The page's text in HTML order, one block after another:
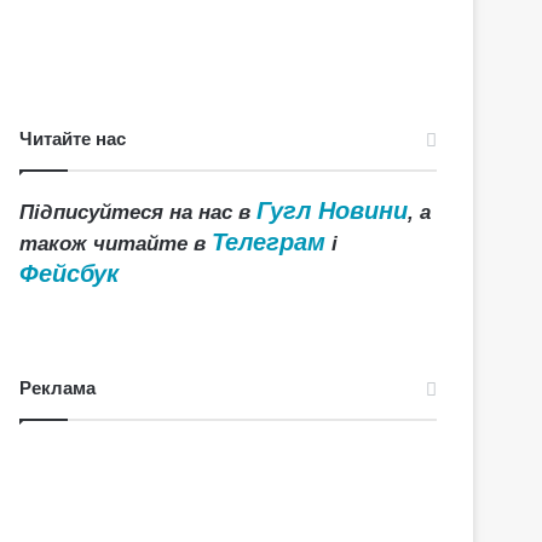
Читайте нас
Підписуйтеся на нас вГугл Новини, а
також читайте в Телеграм і
Фейсбук
Реклама